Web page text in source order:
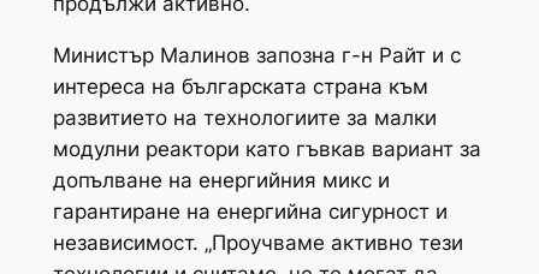
Министър Малинов запозна г-н Райт и с
интереса на българската страна към
развитието на технологиите за малки
модулни реактори като гъвкав вариант за
допълване на енергийния микс и
гарантиране на енергийна сигурност и
независимост. „Проучваме активно тези